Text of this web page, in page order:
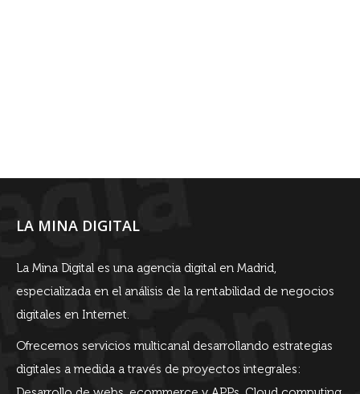
LA MINA DIGITAL
La Mina Digital es una agencia digital en Madrid,
especializada en el análisis de la rentabilidad de negocios
digitales en Internet.
Ofrecemos servicios multicanal desarrollando estrategias
digitales a medida a través de proyectos integrales: